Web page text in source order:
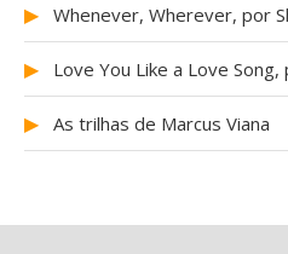
▶ Whenever, Wherever, por
▶ Love You Like a Love
▶ As trilhas de Marcus Viana